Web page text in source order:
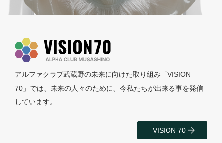
アルファクラブ武蔵野の未来に向けた取り組み「VISION
70」では、未来の人々のために、今私たちが出来る事を発信
しています。
VISION 70